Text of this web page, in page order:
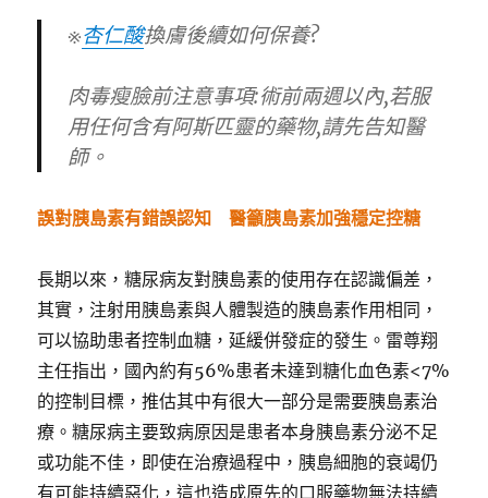
※杏仁酸換膚後續如何保養?
肉毒瘦臉前注意事項:術前兩週以內,若服
用任何含有阿斯匹靈的藥物,請先告知醫
師。
誤對胰島素有錯誤認知 醫籲胰島素加強穩定控糖
長期以來，糖尿病友對胰島素的使用存在認識偏差，
其實，注射用胰島素與人體製造的胰島素作用相同，
可以協助患者控制血糖，延緩併發症的發生。雷尊翔
主任指出，國內約有56%患者未達到糖化血色素<7%
的控制目標，推估其中有很大一部分是需要胰島素治
療。糖尿病主要致病原因是患者本身胰島素分泌不足
或功能不佳，即使在治療過程中，胰島細胞的衰竭仍
有可能持續惡化，這也造成原先的口服藥物無法持續